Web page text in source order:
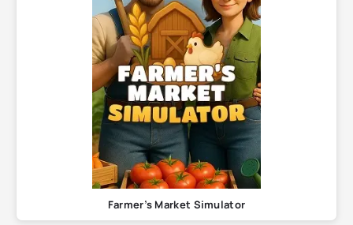
Farmer’s Market Simulator